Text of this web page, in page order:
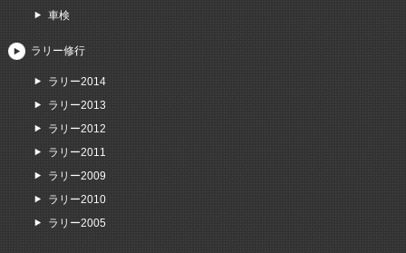
車検
ラリー修行
ラリー2014
ラリー2013
ラリー2012
ラリー2011
ラリー2009
ラリー2010
ラリー2005